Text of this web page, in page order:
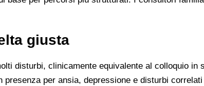
giusta
disturbi, clinicamente equivalente al colloquio in
per ansia, depressione e disturbi